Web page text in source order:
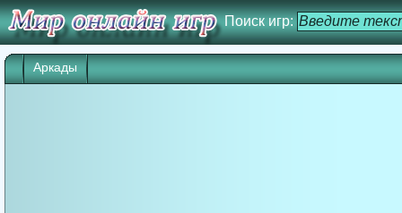
Поиск игр:
Аркады